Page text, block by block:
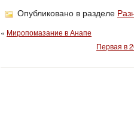
Опубликовано в разделе
« Миропомазание в Анапе
Первая в